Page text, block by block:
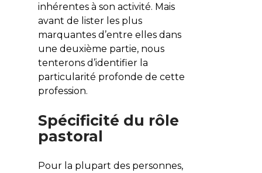
inhérentes à son activité. Mais
avant de lister les plus
marquantes d’entre elles dans
une deuxième partie, nous
tenterons d’identifier la
particularité profonde de cette
profession.
Spécificité du rôle
pastoral
Pour la plupart des personnes,